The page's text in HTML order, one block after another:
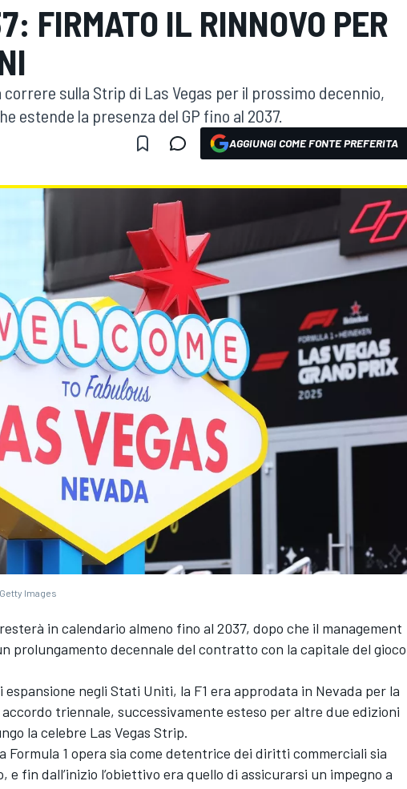
WECFIRMATO IL RINNOVO PER
correre sulla Strip di Las Vegas per il prossimo decennio,
estende la presenza del GP fino al 2037.
AGGIUNGI COME FONTE PREFERITA
Images
in calendario almeno fino al 2037, dopo che il management
prolungamento decennale del contratto con la capitale del gioco
negli Stati Uniti, la F1 era approdata in Nevada per la
triennale, successivamente esteso per altre due edizioni
la celebre Las Vegas Strip.
Formula 1 opera sia come detentrice dei diritti commerciali sia
e fin dall’inizio l’obiettivo era quello di assicurarsi un impegno a